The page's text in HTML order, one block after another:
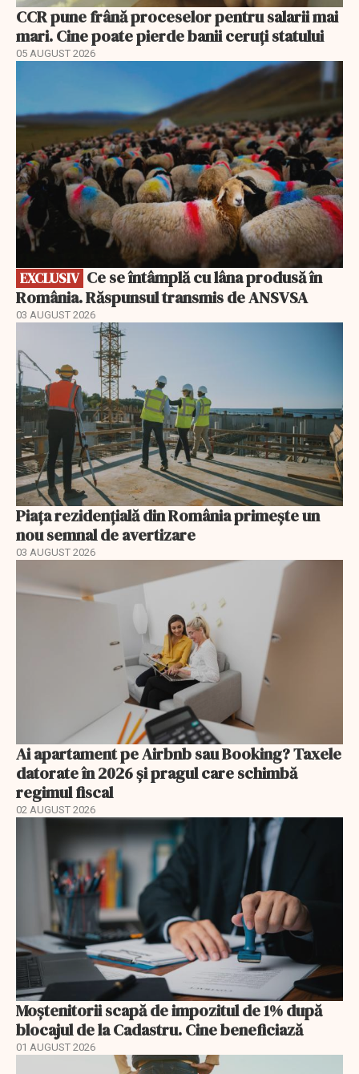
CCR pune frână proceselor pentru salarii mai
mari. Cine poate pierde banii ceruți statului
05 AUGUST 2026
EXCLUSIV
România. Răspunsul transmis de ANSVSA
03 AUGUST 2026
Piața rezidențială din România primește un
nou semnal de avertizare
03 AUGUST 2026
Ai apartament pe Airbnb sau Booking? Taxele
datorate în 2026 și pragul care schimbă
regimul fiscal
02 AUGUST 2026
Moștenitorii scapă de impozitul de 1% după
blocajul de la Cadastru. Cine beneficiază
01 AUGUST 2026